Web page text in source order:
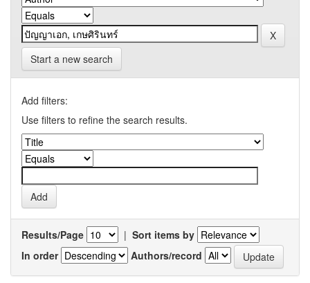
Start a new search
Add filters:
Use filters to refine the search results.
Results/Page | Sort items by
In order
Authors/record